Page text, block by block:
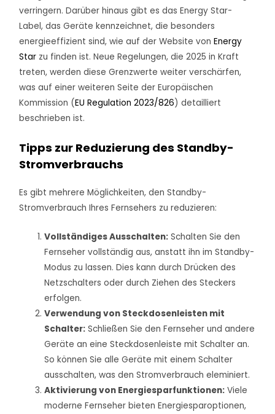
verringern. Darüber hinaus gibt es das Energy Star-
Label, das Geräte kennzeichnet, die besonders
energieeffizient sind, wie auf der Website vonEnergy
Star zu finden ist. Neue Regelungen, die 2025 in Kraft
treten, werden diese Grenzwerte weiter verschärfen,
was auf einer weiteren Seite der Europäischen
Kommission (EU Regulation 2023/826) detailliert
beschrieben ist.
Tipps zur Reduzierung des Standby-
Stromverbrauchs
Es gibt mehrere Möglichkeiten, den Standby-
Stromverbrauch Ihres Fernsehers zu reduzieren:
Vollständiges Ausschalten: Schalten Sie den
Fernseher vollständig aus, anstatt ihn im Standby-
Modus zu lassen. Dies kann durch Drücken des
Netzschalters oder durch Ziehen des Steckers
erfolgen.
Verwendung von Steckdosenleisten mit
Schalter: Schließen Sie den Fernseher und andere
Geräte an eine Steckdosenleiste mit Schalter an.
So können Sie alle Geräte mit einem Schalter
ausschalten, was den Stromverbrauch eleminiert.
Aktivierung von Energiesparfunktionen: Viele
moderne Fernseher bieten Energiesparoptionen,